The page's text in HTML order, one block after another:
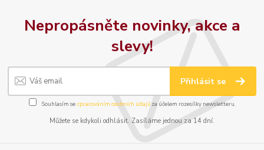
Nepropásněte novinky, akce a
slevy!
Přihlásit se
Souhlasím se zpracováním osobních údajůza účelem rozesílky newsletteru.
Můžete se kdykoli odhlásit. Zasíláme jednou za 14 dní.